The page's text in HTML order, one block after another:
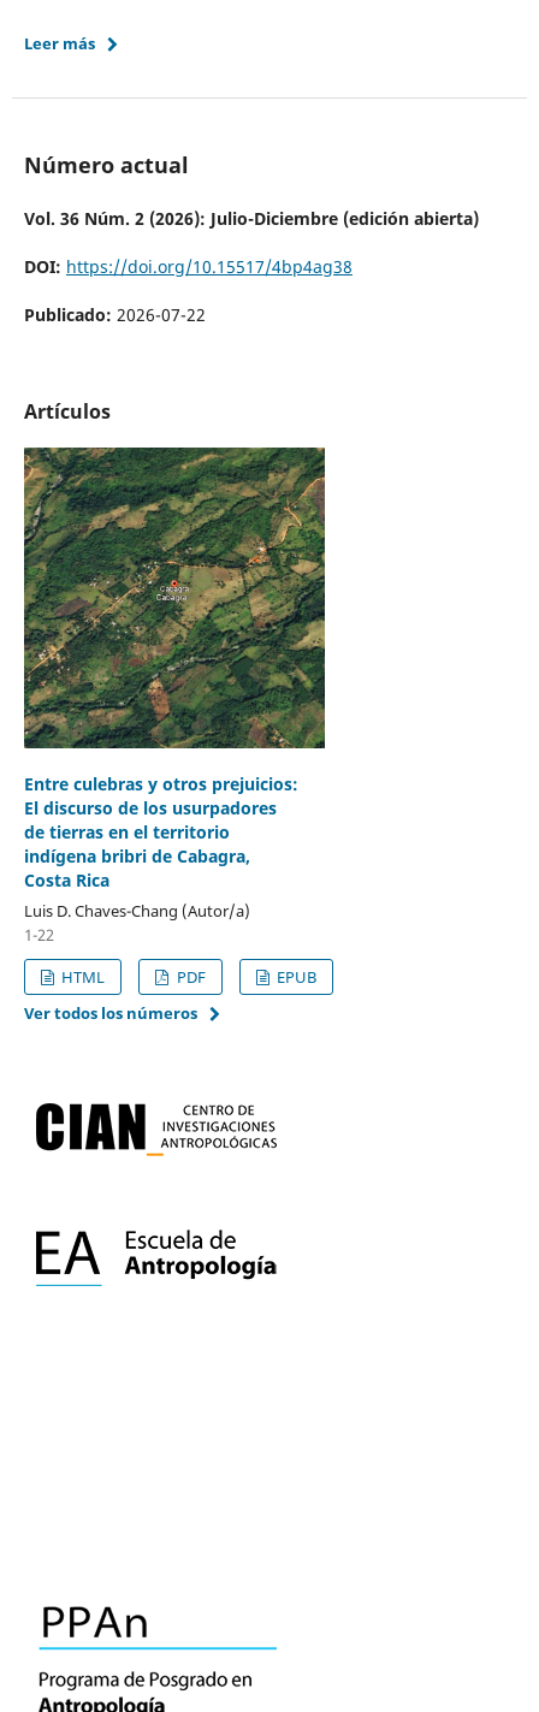
Leer más
Número actual
Vol. 36 Núm. 2 (2026): Julio-Diciembre (edición abierta)
DOI: https://doi.org/10.15517/4bp4ag38
Publicado: 2026-07-22
Artículos
Entre culebras y otros prejuicios:
El discurso de los usurpadores
de tierras en el territorio
indígena bribri de Cabagra,
Costa Rica
Luis D. Chaves-Chang (Autor/a)
1-22
HTML
PDF
EPUB
Ver todos los números